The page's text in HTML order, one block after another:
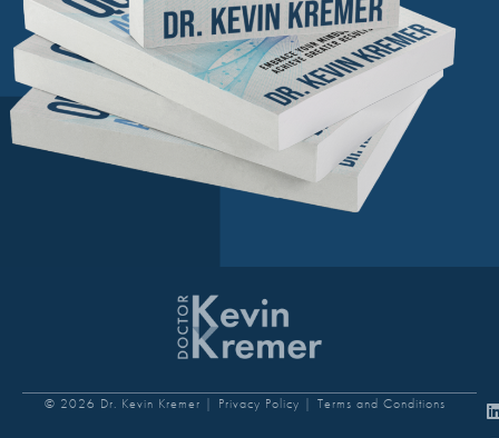
© 2026 Dr. Kevin Kremer | Privacy Policy | Terms and Conditions